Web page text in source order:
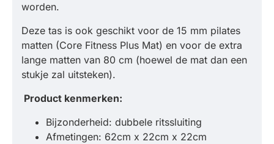
worden.
Deze tas is ook geschikt voor de 15 mm pilates
matten (Core Fitness Plus Mat) en voor de extra
lange matten van 80 cm (hoewel de mat dan een
stukje zal uitsteken).
Product kenmerken:
Bijzonderheid: dubbele ritssluiting
Afmetingen: 62cm x 22cm x 22cm